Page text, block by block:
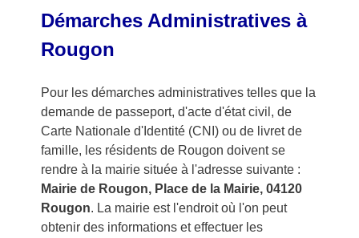
Démarches Administratives à
Rougon
Pour les démarches administratives telles que la
demande de passeport, d'acte d'état civil, de
Carte Nationale d'Identité (CNI) ou de livret de
famille, les résidents de Rougon doivent se
rendre à la mairie située à l'adresse suivante :
Mairie de Rougon, Place de la Mairie, 04120
Rougon. La mairie est l'endroit où l'on peut
obtenir des informations et effectuer les